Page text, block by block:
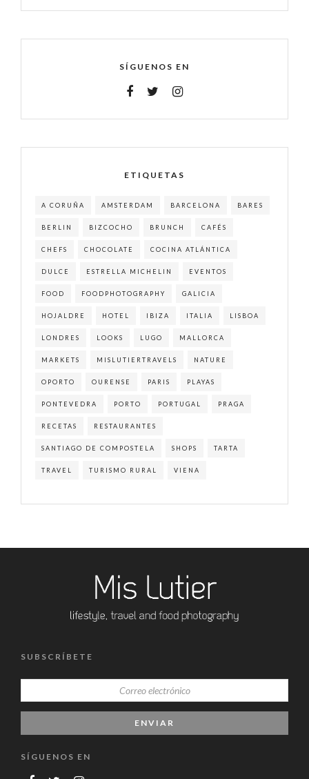
SÍGUENOS EN
ETIQUETAS
A CORUÑA AMSTERDAM BARCELONA BARES
BERLIN BIZCOCHO BRUNCH CAFÉS
CHEFS CHOCOLATE COCINA ATLÁNTICA
DULCE ESTRELLA MICHELIN EVENTOS
FOOD FOODPHOTOGRAPHY GALICIA
HOJALDRE HOTEL IBIZA ITALIA LISBOA
LONDRES LOOKS LUGO MALLORCA
MARKETS MISLUTIERTRAVELS NATURE
OPORTO OURENSE PARIS PLAYAS
PONTEVEDRA PORTO PORTUGAL PRAGA
RECETAS RESTAURANTES
SANTIAGO DE COMPOSTELA SHOPS TARTA
TRAVEL TURISMO RURAL VIENA
SUBSCRÍBETE
SÍGUENOS EN